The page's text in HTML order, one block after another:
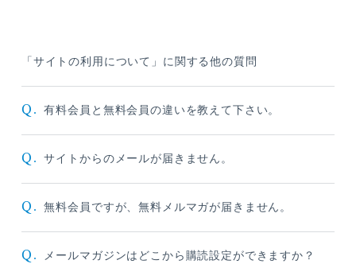
「サイトの利用について」に関する他の質問
Q. 有料会員と無料会員の違いを教えて下さい。
Q. サイトからのメールが届きません。
Q. 無料会員ですが、無料メルマガが届きません。
Q. メールマガジンはどこから購読設定ができますか？